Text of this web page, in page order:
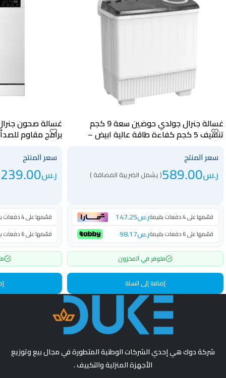
غسالة جنرال جولدي حوضين سعة 9 كجم
تنشيف 5 كجم كفاءة طاقة عالية ابيض –
GGWMTT09WB
سعر المنتج
ر.س589.00( يشمل الضريبة المضافة )
قسّمها على 4 دفعات بقيمة ر.س147.25
قسّمها على 6 دفعات بقيمة ر.س98.17
متوفر في المخزون
إضافة إلى السلة
برامج مقاوم
GGDW1406S
سعر المنتج
ر.س
قسّمها على 4 دفعات بقيمة
قسّمها على 6 دفعات بقيمة
شركة دوك هي إحدي الشركات الوطنية المتطورة في مجال بيع وتوزيع
الأجهزة المنزلية والتكييف .